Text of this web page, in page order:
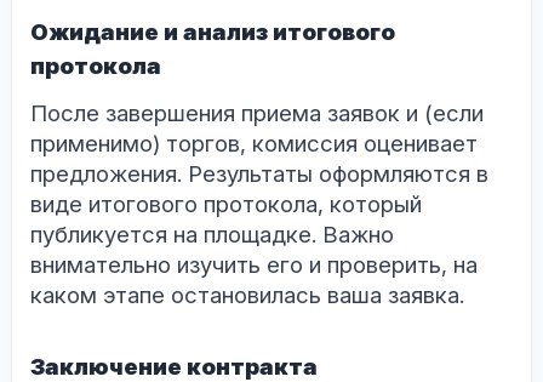
Ожидание и анализ итогового
протокола
После завершения приема заявок и (если
применимо) торгов, комиссия оценивает
предложения. Результаты оформляются в
виде итогового протокола, который
публикуется на площадке. Важно
внимательно изучить его и проверить, на
каком этапе остановилась ваша заявка.
Заключение контракта